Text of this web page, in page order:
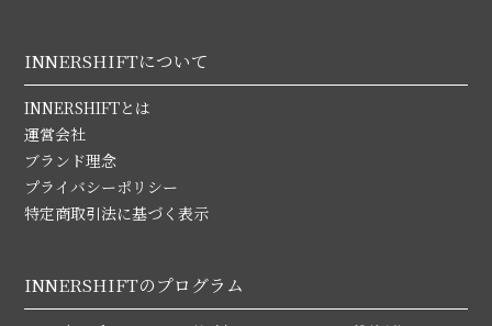
INNERSHIFTについて
INNERSHIFTとは
運営会社
ブランド理念
プライバシーポリシー
特定商取引法に基づく表示
INNERSHIFTのプログラム